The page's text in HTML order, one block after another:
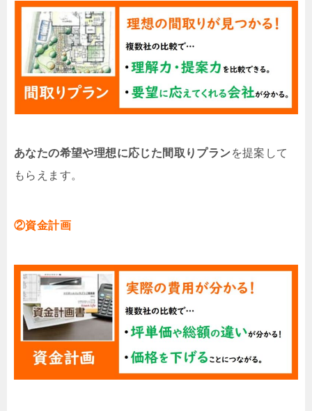
あなたの希望や理想に応じた間取りプランを提案して
もらえます。
②資金計画